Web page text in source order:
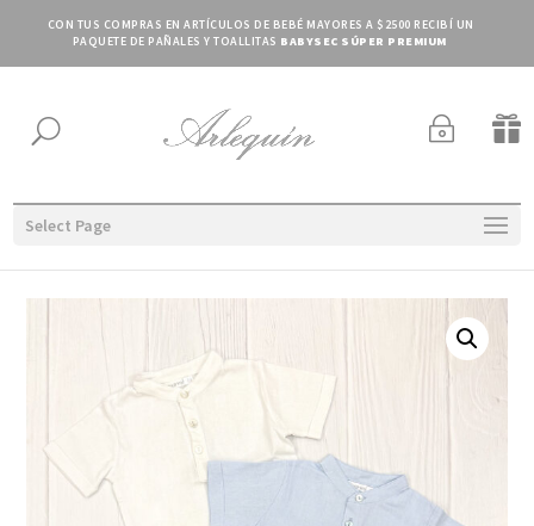
CON TUS COMPRAS EN ARTÍCULOS DE BEBÉ MAYORES A $2500 RECIBÍ UN
PAQUETE DE PAÑALES Y TOALLITAS BABYSEC SÚPER PREMIUM
U ~ 
Select Page